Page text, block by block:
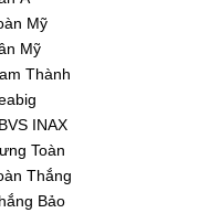
Mỹ
Mỹ
Thành
INAX
Toàn
Thắng
Bảo